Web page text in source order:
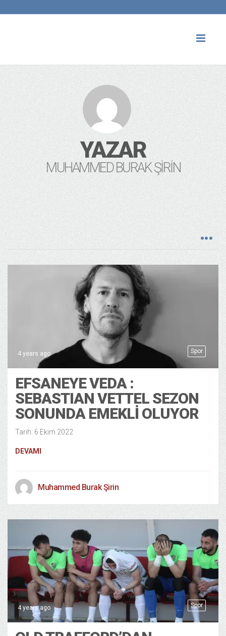
YAZAR
MUHAMMED BURAK ŞIRIN
Spor
4 years ago
EFSANEYE VEDA :
SEBASTIAN VETTEL SEZON
SONUNDA EMEKLİ OLUYOR
Tarih: 6 Ekim 2022
DEVAMI
Muhammed Burak Şirin
Spor
4 years ago